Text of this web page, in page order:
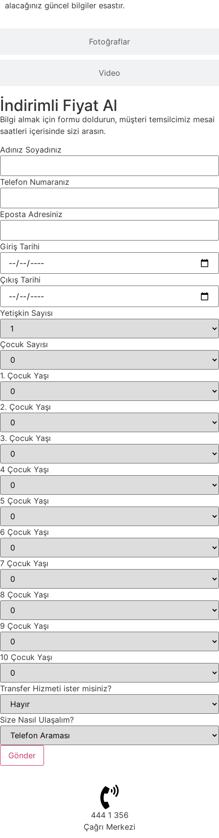
Fotoğraflar
Video
alacağınız güncel bilgiler esastır.
İndirimli Fiyat Al
Bilgi almak için formu doldurun, müşteri temsilcimiz mesai
saatleri içerisinde sizi arasın.
Adınız Soyadınız
Telefon Numaranız
Eposta Adresiniz
Giriş Tarihi
Çıkış Tarihi
Yetişkin Sayısı
Çocuk Sayısı
1. Çocuk Yaşı
2. Çocuk Yaşı
3. Çocuk Yaşı
4 Çocuk Yaşı
5 Çocuk Yaşı
6 Çocuk Yaşı
7 Çocuk Yaşı
8 Çocuk Yaşı
9 Çocuk Yaşı
10 Çocuk Yaşı
Transfer Hizmeti ister misiniz?
Size Nasıl Ulaşalım?
Gönder
444 1 356
Çağrı Merkezi